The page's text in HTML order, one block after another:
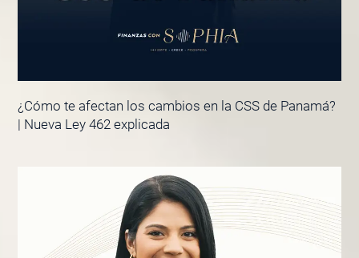
¿Cómo te afectan los cambios en la CSS de Panamá?
| Nueva Ley 462 explicada